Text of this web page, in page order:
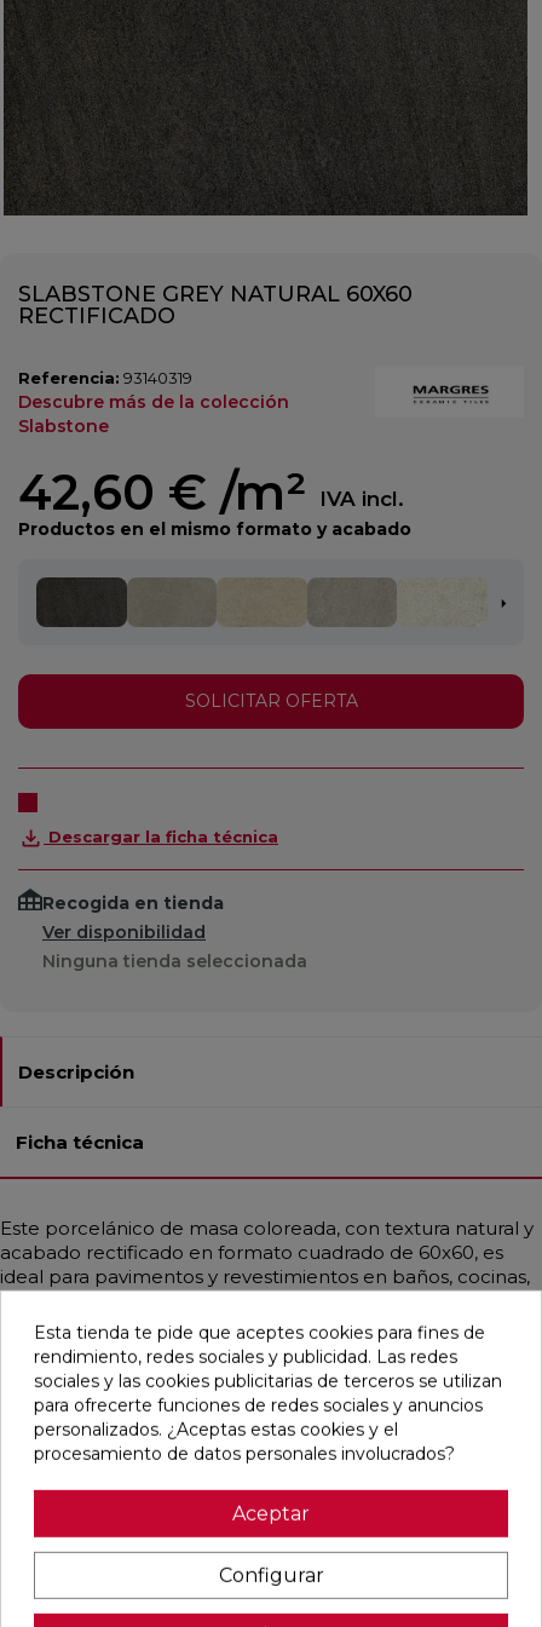
SLABSTONE GREY NATURAL 60X60
RECTIFICADO
Referencia: 93140319
Descubre más de la colección
Slabstone
42,60 € /m² IVA incl.
Productos en el mismo formato y acabado
SOLICITAR OFERTA
Descargar la ficha técnica
Recogida en tienda
Ver disponibilidad
Ninguna tienda seleccionada
Descripción
Ficha técnica
Este porcelánico de masa coloreada, con textura natural y
acabado rectificado en formato cuadrado de 60x60, es
ideal para pavimentos y revestimientos en baños, cocinas,
a cargas pesadas, choques térmicos, hielo, fuego y
bacterias lo hace extremadamente duradero. Además, es
fácil de instalar y limpiar. Con un estilo contemporáneo,
industrial y mediterráneo, emula la apariencia de la piedra
en un elegante tono gris medio.
Pensamos que te puede interesar
favorite favorite favorite favorite
Esta tienda te pide que aceptes cookies para fines de
rendimiento, redes sociales y publicidad. Las redes
sociales y las cookies publicitarias de terceros se utilizan
para ofrecerte funciones de redes sociales y anuncios
personalizados. ¿Aceptas estas cookies y el
procesamiento de datos personales involucrados?
Aceptar
Configurar